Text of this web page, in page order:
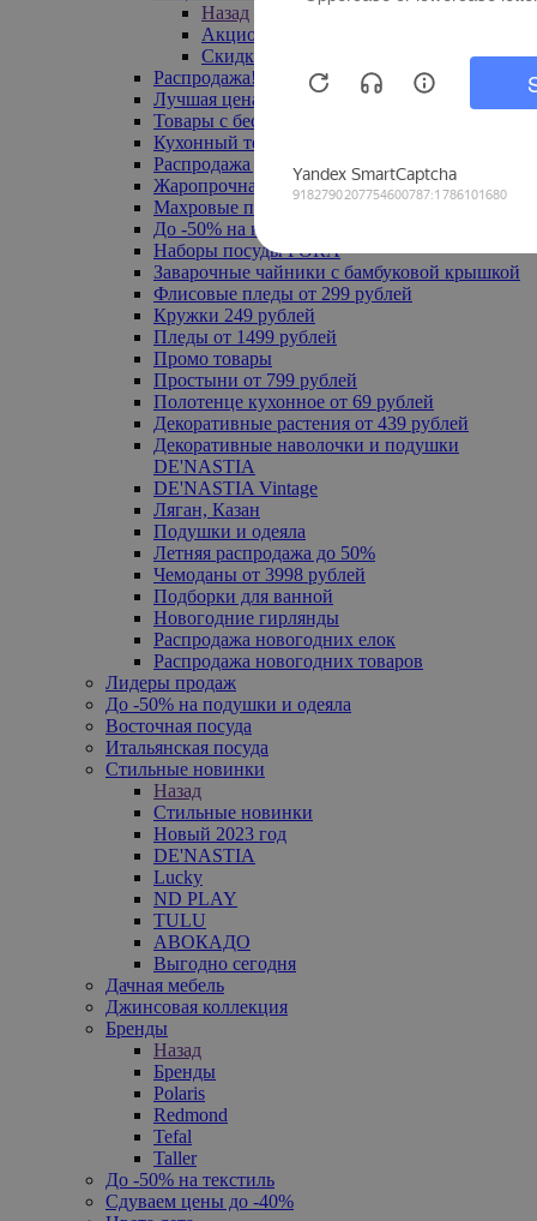
Назад
Акционные товары
Скидка 20% по промокоду
Распродажа! Ульяновск до -70%
Лучшая цена
Товары с бесплатной доставкой
Кухонный текстиль
Распродажа до -50%
Жаропрочная посуда
Махровые полотенца
До -50% на ковры
Наборы посуды FORA
Заварочные чайники с бамбуковой крышкой
Флисовые пледы от 299 рублей
Кружки 249 рублей
Пледы от 1499 рублей
Промо товары
Простыни от 799 рублей
Полотенце кухонное от 69 рублей
Декоративные растения от 439 рублей
Декоративные наволочки и подушки
DE'NASTIA
DE'NASTIA Vintage
Ляган, Казан
Подушки и одеяла
Летняя распродажа до 50%
Чемоданы от 3998 рублей
Подборки для ванной
Новогодние гирлянды
Распродажа новогодних елок
Распродажа новогодних товаров
Лидеры продаж
До -50% на подушки и одеяла
Восточная посуда
Итальянская посуда
Стильные новинки
Назад
Стильные новинки
Новый 2023 год
DE'NASTIA
Lucky
ND PLAY
TULU
АВОКАДО
Выгодно сегодня
Дачная мебель
Джинсовая коллекция
Бренды
Назад
Бренды
Polaris
Redmond
Tefal
Taller
До -50% на текстиль
Сдуваем цены до -40%